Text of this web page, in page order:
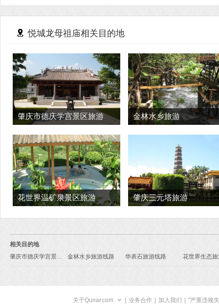
悦城龙母祖庙相关目的地
肇庆市德庆学宫景区旅游 金林水乡旅游
花世界温矿泉景区旅游 肇庆三元塔旅游
相关目的地
肇庆市德庆学宫景区旅游线路
金林水乡旅游线路 华表石旅游线路
关于Qunar.com 业务合作 加入我们 "严重违规